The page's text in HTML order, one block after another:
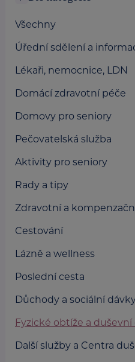
Všechny
Úřední sdělení a
Lékaři, nemocnice, LDN
Domácí zdravotní péče
Domovy pro seniory
Pečovatelská služba
Aktivity pro seniory
Rady a tipy
Zdravotní a
Cestování
Lázně a wellness
Poslední cesta
Důchody a sociální
Fyzické obtíže a
Další služby a Centra